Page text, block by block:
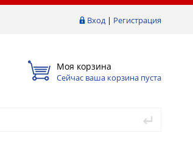
Вход| Регистрация
Моя корзина
Сейчас ваша корзина пуста